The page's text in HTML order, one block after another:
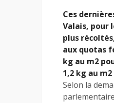
Ces
Valais, pour
plus
aux quotas
kg au m2
1,2 kg au
Selon la